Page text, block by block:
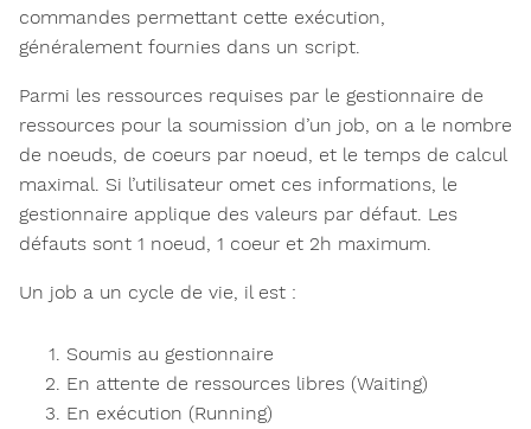
commandes permettant cette exécution,
généralement fournies dans un script.
Parmi les ressources requises par le gestionnaire de
ressources pour la soumission d’un job, on a le nombre
de noeuds, de coeurs par noeud, et le temps de calcul
maximal. Si l’utilisateur omet ces informations, le
gestionnaire applique des valeurs par défaut. Les
défauts sont 1 noeud, 1 coeur et 2h maximum.
Un job a un cycle de vie, il est :
Soumis au gestionnaire
En attente de ressources libres (Waiting)
En exécution (Running)